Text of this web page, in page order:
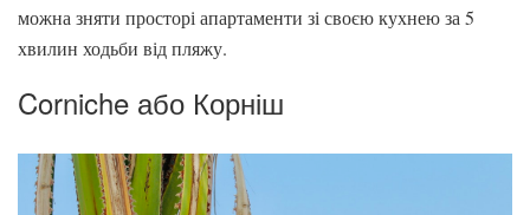
можна зняти просторі апартаменти зі своєю кухнею за 5
хвилин ходьби від пляжу.
Corniche або Корніш